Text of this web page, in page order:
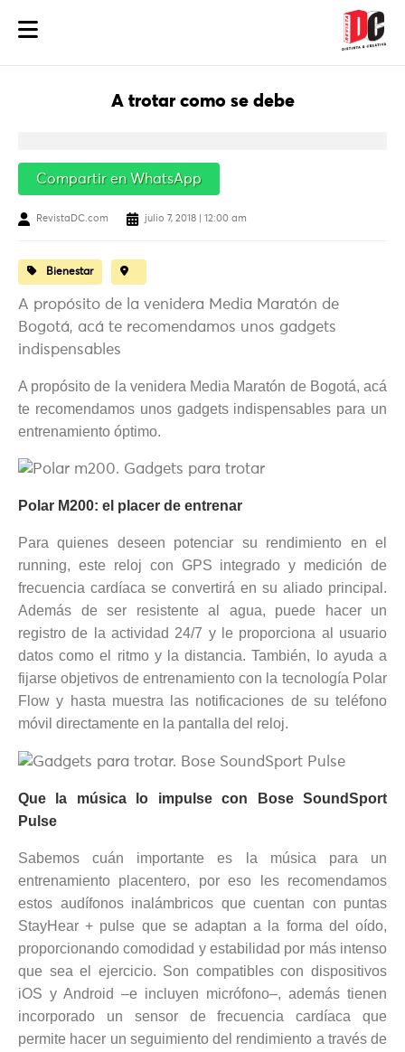
A trotar como se debe
Compartir en WhatsApp
RevistaDC.com julio 7, 2018 | 12:00 am
Bienestar
A propósito de la venidera Media Maratón de
Bogotá, acá te recomendamos unos gadgets
indispensables
A propósito de la venidera Media Maratón de Bogotá, acá
te recomendamos unos gadgets indispensables para un
entrenamiento óptimo.
Polar M200: el placer de entrenar
Para quienes deseen potenciar su rendimiento en el
running, este reloj con GPS integrado y medición de
frecuencia cardíaca se convertirá en su aliado principal.
Además de ser resistente al agua, puede hacer un
registro de la actividad 24/7 y le proporciona al usuario
datos como el ritmo y la distancia. También, lo ayuda a
fijarse objetivos de entrenamiento con la tecnología Polar
Flow y hasta muestra las notificaciones de su teléfono
móvil directamente en la pantalla del reloj.
Que la música lo impulse con Bose SoundSport
Pulse
Sabemos cuán importante es la música para un
entrenamiento placentero, por eso les recomendamos
estos audífonos inalámbricos que cuentan con puntas
StayHear + pulse que se adaptan a la forma del oído,
proporcionando comodidad y estabilidad por más intenso
que sea el ejercicio. Son compatibles con dispositivos
iOS y Android –e incluyen micrófono–, además tienen
incorporado un sensor de frecuencia cardíaca que
permite hacer un seguimiento del rendimiento a través de